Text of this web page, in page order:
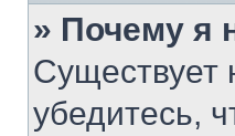
» Почему я
Существует
убедитесь,